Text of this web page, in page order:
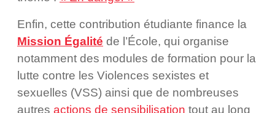
Enfin, cette contribution étudiante finance la
Mission Égalité de l’École, qui organise
notamment des modules de formation pour la
lutte contre les Violences sexistes et
sexuelles (VSS) ainsi que de nombreuses
autres actions de sensibilisation tout au long